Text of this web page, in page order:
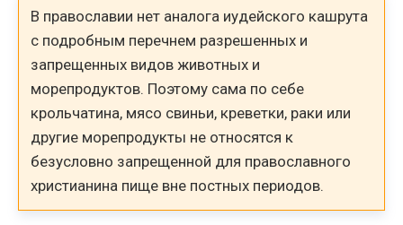
В православии нет аналога иудейского кашрута
с подробным перечнем разрешенных и
запрещенных видов животных и
морепродуктов. Поэтому сама по себе
крольчатина, мясо свиньи, креветки, раки или
другие морепродукты не относятся к
безусловно запрещенной для православного
христианина пище вне постных периодов.